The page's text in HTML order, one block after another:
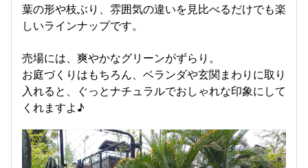
葉の形や枝ぶり、雰囲気の違いを見比べるだけでも楽
しいラインナップです。
売場には、爽やかなグリーンがずらり。
お庭づくりはもちろん、ベランダや玄関まわりに取り
入れると、ぐっとナチュラルでおしゃれな印象にして
くれますよ♪